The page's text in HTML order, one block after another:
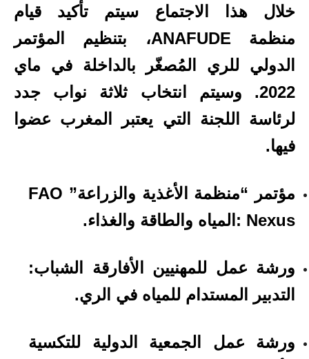
خلال هذا الاجتماع سيتم تأكيد قيام
منظمة ANAFUDE، بتنظيم المؤتمر
الدولي للري المُصغّر بالداخلة في ماي
2022. وسيتم انتخاب ثلاثة نواب جدد
لرئاسة اللجنة التي يعتبر المغرب عضوا
فيها.
مؤتمر “منظمة الأغذية والزراعة” FAO
: Nexusالمياه والطاقة والغذاء.
ورشة عمل للمهنيين الأفارقة الشباب:
التدبير المستدام للمياه في الري.
ورشة عمل الجمعية الدولية للتكسية